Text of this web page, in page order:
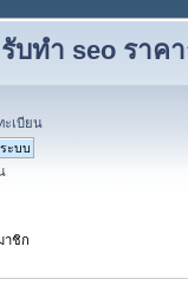
บทำ seo ราค
ะเบียน
าชิก